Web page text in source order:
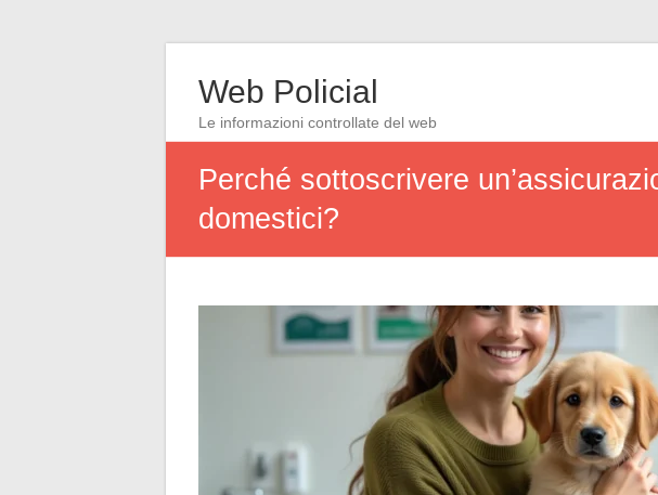
Web Policial
Le informazioni controllate del web
Perché sottoscrivere
domestici?